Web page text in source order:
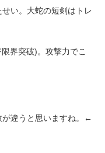
い。大蛇の短剣はトレ
界突破)。攻撃力でこ
違うと思いますね。←